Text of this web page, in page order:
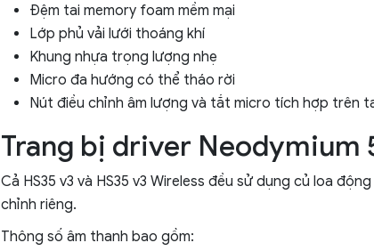
Đệm tai memory foam mềm mại
Lớp phủ vải lưới thoáng khí
Khung nhựa trọng lượng nhẹ
Micro đa hướng có thể tháo rời
Nút điều chỉnh âm lượng và tắt micro tích hợp trên
Trang bị driver Neodymium
Cả HS35 v3 và HS35 v3 Wireless đều sử dụng củ loa động
chỉnh riêng.
Thông số âm thanh bao gồm: